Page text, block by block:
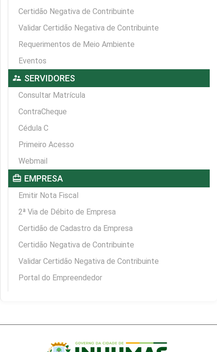
Certidão Negativa de Contribuinte
Validar Certidão Negativa de Contribuinte
Requerimentos de Meio Ambiente
Eventos
supervisor_account SERVIDORES
Consultar Matrícula
ContraCheque
Cédula C
Primeiro Acesso
Webmail
card_travel EMPRESA
Emitir Nota Fiscal
2ª Via de Débito de Empresa
Certidão de Cadastro da Empresa
Certidão Negativa de Contribuinte
Validar Certidão Negativa de Contribuinte
Portal do Empreendedor